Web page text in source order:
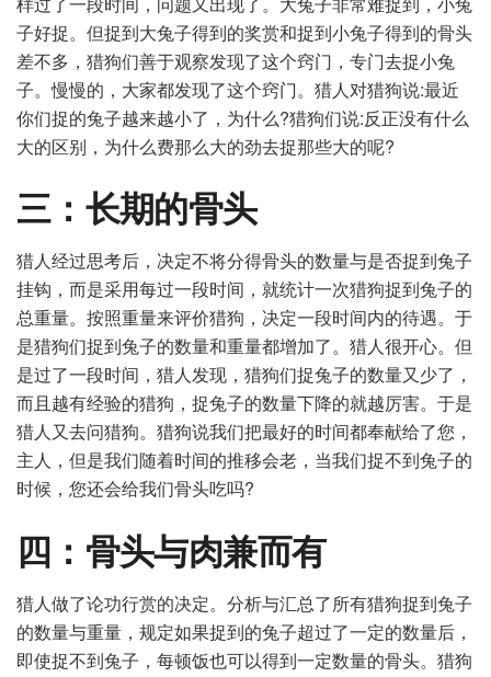
子好捉。但捉到大兔子得到的奖赏和捉到小兔子得到的骨头
差不多，猎狗们善于观察发现了这个窍门，专门去捉小兔
子。慢慢的，大家都发现了这个窍门。猎人对猎狗说:最近
你们捉的兔子越来越小了，为什么?猎狗们说:反正没有什么
大的区别，为什么费那么大的劲去捉那些大的呢?
三：长期的骨头
猎人经过思考后，决定不将分得骨头的数量与是否捉到兔子
挂钩，而是采用每过一段时间，就统计一次猎狗捉到兔子的
总重量。按照重量来评价猎狗，决定一段时间内的待遇。于
是猎狗们捉到兔子的数量和重量都增加了。猎人很开心。但
是过了一段时间，猎人发现，猎狗们捉兔子的数量又少了，
而且越有经验的猎狗，捉兔子的数量下降的就越厉害。于是
猎人又去问猎狗。猎狗说我们把最好的时间都奉献给了您，
主人，但是我们随着时间的推移会老，当我们捉不到兔子的
时候，您还会给我们骨头吃吗?
四：骨头与肉兼而有
猎人做了论功行赏的决定。分析与汇总了所有猎狗捉到兔子
的数量与重量，规定如果捉到的兔子超过了一定的数量后，
即使捉不到兔子，每顿饭也可以得到一定数量的骨头。猎狗